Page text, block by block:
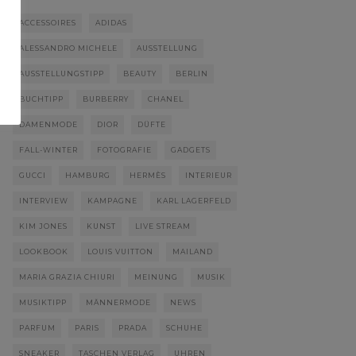
ACCESSOIRES ADIDAS
ALESSANDRO MICHELE AUSSTELLUNG
AUSSTELLUNGSTIPP BEAUTY BERLIN
BUCHTIPP BURBERRY CHANEL
DAMENMODE DIOR DÜFTE
FALL-WINTER FOTOGRAFIE GADGETS
GUCCI HAMBURG HERMÈS INTERIEUR
INTERVIEW KAMPAGNE KARL LAGERFELD
KIM JONES KUNST LIVE STREAM
LOOKBOOK LOUIS VUITTON MAILAND
MARIA GRAZIA CHIURI MEINUNG MUSIK
MUSIKTIPP MÄNNERMODE NEWS
PARFUM PARIS PRADA SCHUHE
SNEAKER TASCHEN VERLAG UHREN